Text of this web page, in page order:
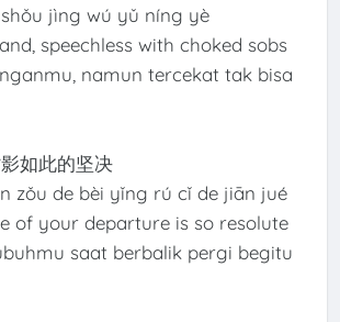
jìng wú yǔ níng yè
speechless with choked sobs
namun tercekat tak bisa
如此的坚决
zǒu de bèi yǐng rú cǐ de jiān jué
of your departure is so resolute
saat berbalik pergi begitu